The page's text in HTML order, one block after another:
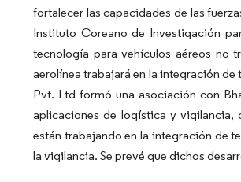
fortalecer las capacidades de las
Instituto Coreano de Investigación
tecnología para vehículos aéreos no
aerolínea trabajará en la integración
Pvt. Ltd formó una asociación con
aplicaciones de logística y vigilancia,
están trabajando en la integración de
la vigilancia. Se prevé que dichos